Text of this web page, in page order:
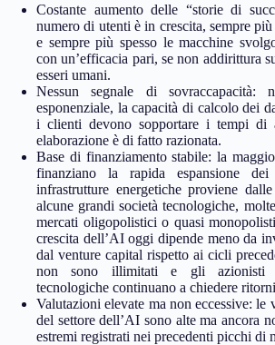
Costante aumento delle “storie di
numero di utenti è in crescita, sempre
e sempre più spesso le macchine
con un’efficacia pari, se non addirittura
esseri umani.
Nessun segnale di sovraccapacità:
esponenziale, la capacità di calcolo dei
i clienti devono sopportare i tempi di
elaborazione è di fatto razionata.
Base di finanziamento stabile: la
finanziano la rapida espansione
infrastrutture energetiche proviene
alcune grandi società tecnologiche,
mercati oligopolistici o quasi
crescita dell’AI oggi dipende meno da
dal venture capital rispetto ai cicli
non sono illimitati e gli azionisti
tecnologiche continuano a chiedere
Valutazioni elevate ma non eccessive: le
del settore dell’AI sono alte ma ancora
estremi registrati nei precedenti picchi di